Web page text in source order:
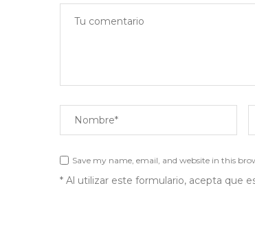
Save my name, email, and website in this
* Al utilizar este formulario, acepta que